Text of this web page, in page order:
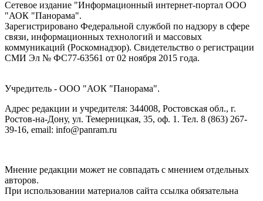
Сетевое издание "Информационный интернет-портал ООО
"АОК "Панорама".
Зарегистрировано Федеральной службой по надзору в сфере
связи, информационных технологий и массовых
коммуникаций (Роскомнадзор). Cвидетельство о регистрации
СМИ Эл № ФС77-63561 от 02 ноября 2015 года.
Учредитель - ООО "АОК "Панорама".
Адрес редакции и учредителя: 344008, Ростовская обл., г.
Ростов-на-Дону, ул. Темерницкая, 35, оф. 1. Тел. 8 (863) 267-
39-16, email: info@panram.ru
Мнение редакции может не совпадать с мнением отдельных
авторов.
При использовании материалов сайта ссылка обязательна